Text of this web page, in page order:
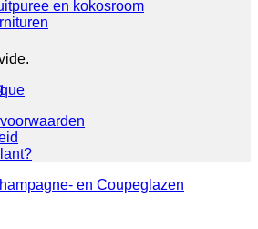
en kokosroom
en Coupeglazen